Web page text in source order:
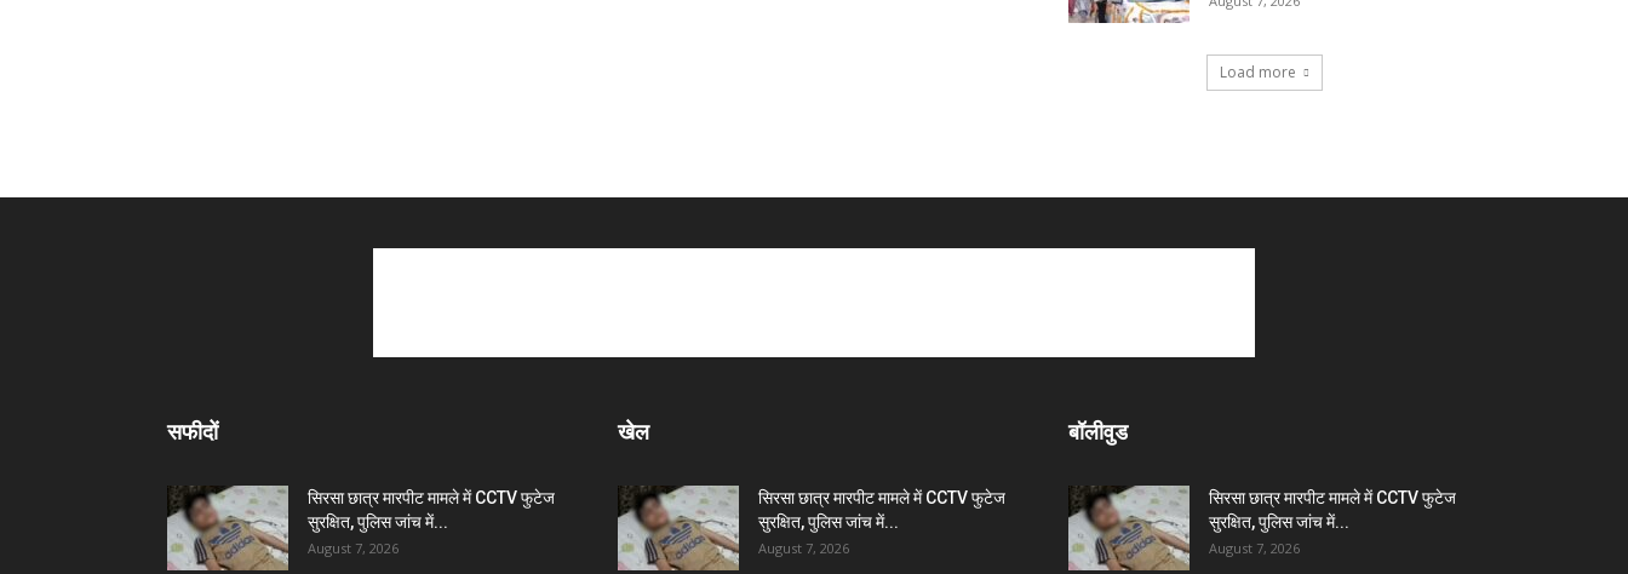
Load more
सफीदों
सिरसा छात्र मारपीट मामले में CCTV फुटेज
सुरक्षित, पुलिस जांच में...
August 7, 2026
खेल
सिरसा छात्र मारपीट मामले में CCTV फुटेज
सुरक्षित, पुलिस जांच में...
August 7, 2026
बॉलीवुड
सिरसा छात्र मारपीट मामले में CCTV फुटेज
सुरक्षित, पुलिस जांच में...
August 7, 2026